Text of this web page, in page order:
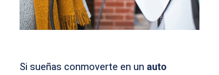
Si sueñas conmoverte en un auto